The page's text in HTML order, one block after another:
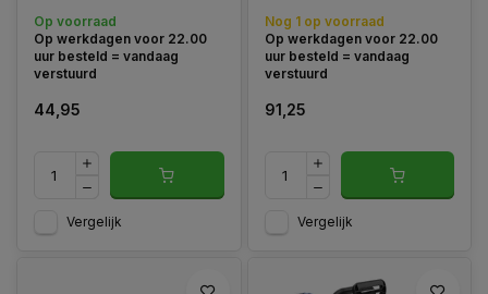
Op voorraad
Op werkdagen voor 22.00
uur besteld = vandaag
verstuurd
44,95
Vergelijk
Nog 1 op voorraad
Op werkdagen voor 22.00
uur besteld = vandaag
verstuurd
91,25
Vergelijk